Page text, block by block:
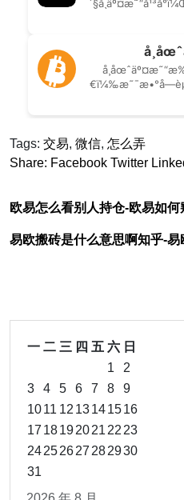
Tags: 交易, 微信, 怎么弄
Share: Facebook Twitter
欧易怎么看别人持仓-欧易如何
易欧搬砖是什么意思啊知乎-易
一 二 三 四 五 六 日
1
2
3
4 5 6 7 8
9
1011 12 13141516
17 18192021 22 23
24252627 282930
31